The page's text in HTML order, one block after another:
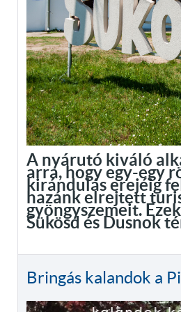
A nyárutó kiváló
arra, hogy egy-egy
kirándulás erejéig
hazánk elrejtett
gyöngyszemeit.
Sükösd és Dusnok
Bringás kalandok a